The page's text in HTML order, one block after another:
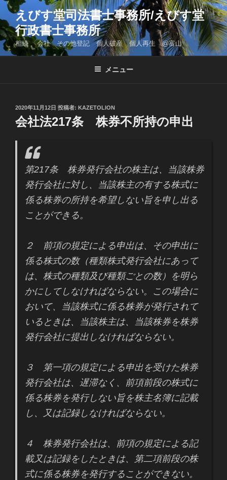
コ
ン
テ
ン
ツ
えびす堂司法書士事務所/えびす堂
行政書士事務所
相続 会社 その他登記 個人破産 個人再生 @富山
メニュー
投
稿
日:
2020年11月12日 投稿者: KAZETOLION
会社法217条 株券不所持の申出
第217条 株券発行会社の株主は、当該株券
発行会社に対し、当該株主の有する株式に
係る株券の所持を希望しない旨を申し出る
ことができる。
２ 前項の規定による申出は、その申出に
係る株式の数（種類株式発行会社にあって
は、株式の種類及び種類ごとの数）を明ら
かにしてしなければならない。この場合に
おいて、当該株式に係る株券が発行されて
いるときは、当該株主は、当該株券を株券
発行会社に提出しなければならない。
３ 第一項の規定による申出を受けた株券
発行会社は、遅滞なく、前項前段の株式に
係る株券を発行しない旨を株主名簿に記載
し、又は記録しなければならない。
４ 株券発行会社は、前項の規定による記
載又は記録をしたときは、第二項前段の株
式に係る株券を発行することができない。